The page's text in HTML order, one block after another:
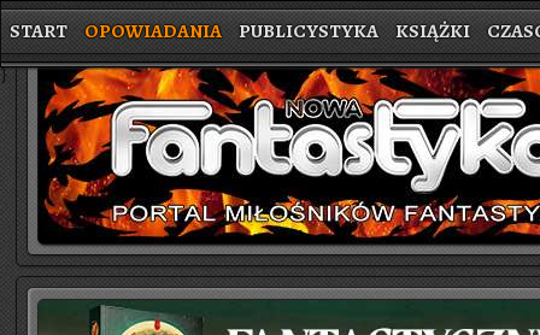
START OPOWIADANIA PUBLICYSTYKA KSIĄŻKI
}